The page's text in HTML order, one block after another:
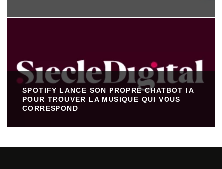
SPOTIFY LANCE SON PROPRE CHATBOT IA
POUR TROUVER LA MUSIQUE QUI VOUS
CORRESPOND